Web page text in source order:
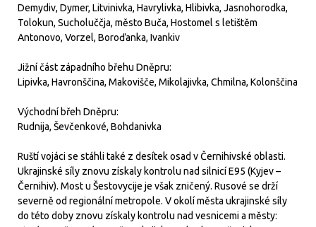
Demydiv, Dymer, Litvinivka, Havrylivka, Hlibivka, Jasnohorodka,
Tolokun, Sucholuččja, město Buča, Hostomel s letištěm
Antonovo, Vorzel, Boroďanka, Ivankiv
Jižní část západního břehu Dněpru:
Lipivka, Havronščina, Makovišče, Mikolajivka, Chmilna, Kolonščina
Východní břeh Dněpru:
Rudnija, Ševčenkové, Bohdanivka
Ruští vojáci se stáhli také z desítek osad v Černihivské oblasti.
Ukrajinské síly znovu získaly kontrolu nad silnicí E95 (Kyjev –
Černihiv). Most u Šestovycije je však zničený. Rusové se drží
severně od regionální metropole. V okolí města ukrajinské síly
do této doby znovu získaly kontrolu nad vesnicemi a městy: